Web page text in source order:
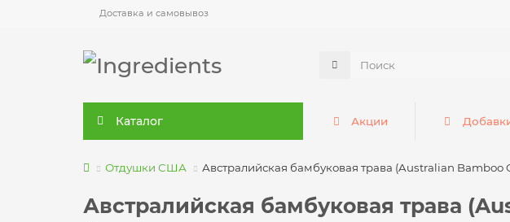
Доставка и самовывоз
Каталог Акции
Отдушки США Австралийская бамбуковая трава (Australian Bamboo
Австралийская бамбуковая трава